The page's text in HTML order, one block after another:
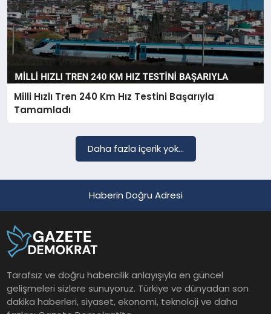
Milli Hızlı Tren 240 Km Hız Testini Başarıyla
Tamamladı
Daha fazla içerik yok...
Haberin Doğru Adresi
Tarafsız ve doğru habercilik anlayışıyla en güncel
gelişmeleri sizlere sunuyoruz. Türkiye ve dünyadan son
dakika haberleri, siyaset, ekonomi, teknoloji ve daha